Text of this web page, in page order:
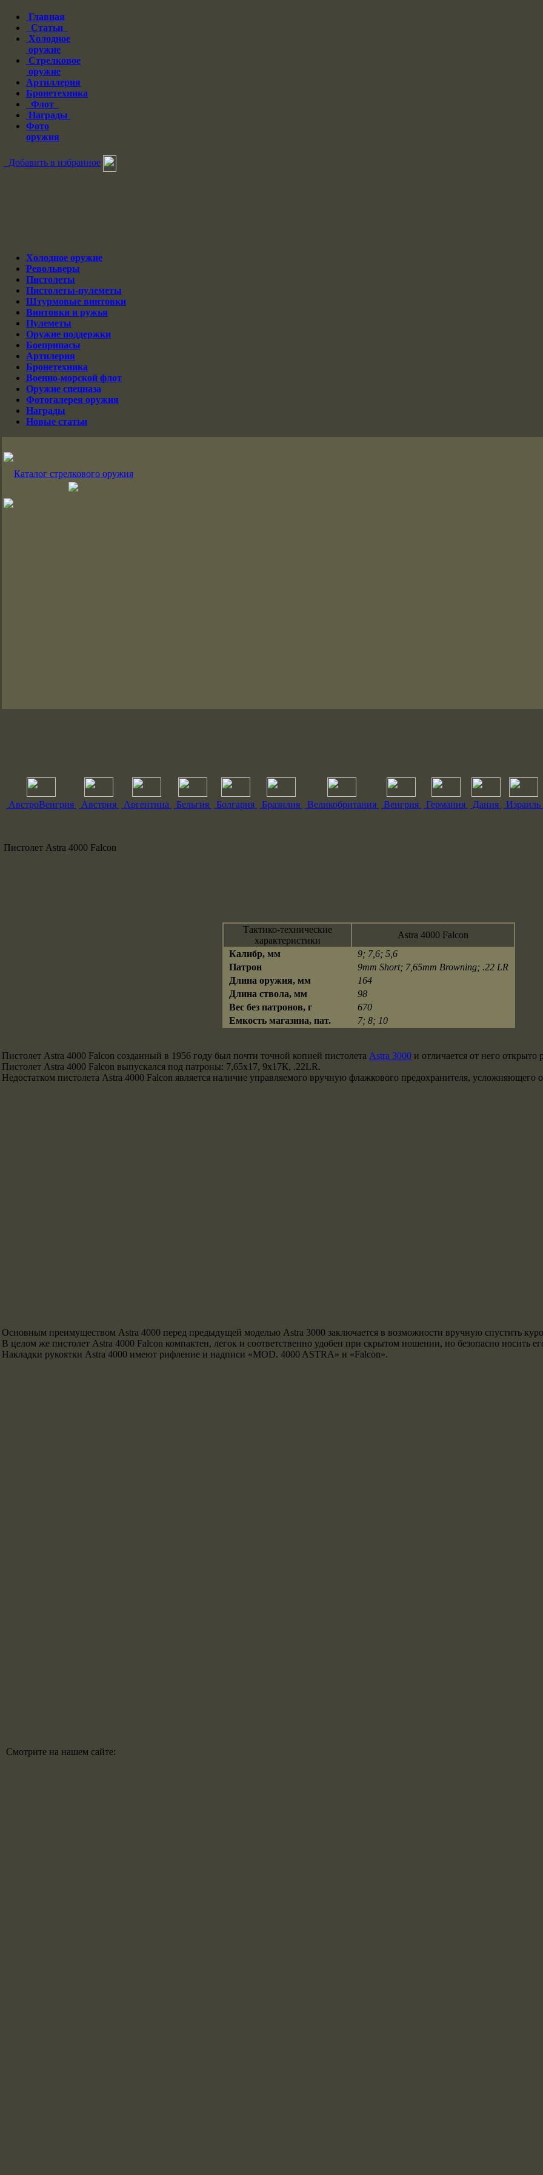
Главная
Статьи
Холодное
оружие
Стрелковое
оружие
Артиллерия
Бронетехника
Флот
Награды
Фото
оружия
Добавить в избранное
Холодное оружие
Револьверы
Пистолеты
Пистолеты-пулеметы
Штурмовые винтовки
Винтовки и ружья
Пулеметы
Оружие поддержки
Боеприпасы
Артилерия
Бронетехника
Военно-морской флот
Оружие спецназа
Фотогалерея оружия
Награды
Новые статьи
Каталог стрелкового оружия
АвстроВенгрия Австрия Аргентина Бельгия Болгария Бразилия Великобритания Венгрия Германия Дания Израиль
Пистолет Astra 4000 Falcon
Тактико-технические
характеристики
Astra 4000 Falcon
Калибр, мм
9; 7,6; 5,6
Патрон
9mm Short; 7,65mm Browning; .22 LR
Длина оружия, мм
164
Длина ствола, мм
98
Вес без патронов, г
670
Емкость магазина, пат.
7; 8; 10
Пистолет Astra 4000 Falcon созданный в 1956 году был почти точной копией пистолета Astra 3000 и отличается от него
Пистолет Astra 4000 Falcon выпускался под патроны: 7,65x17, 9х17К, .22LR.
Недостатком пистолета Astra 4000 Falcon является наличие управляемого вручную флажкового предохранителя, усложняющего
Основным преимуществом Astra 4000 перед предыдущей моделью Astra 3000 заключается в возможности вручную спустить
В целом же пистолет Astra 4000 Falcon компактен, легок и соответственно удобен при скрытом ношении, но безопасно
Накладки рукоятки Astra 4000 имеют рифление и надписи «MOD. 4000 ASTRA» и «Falcon».
Смотрите на нашем сайте: